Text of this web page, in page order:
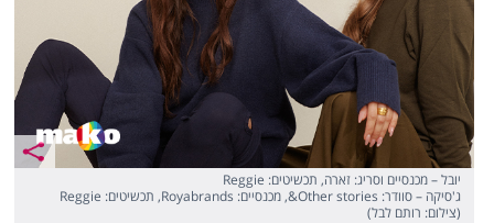
יובל – מכנסיים וסריג: זארה, תכשיטים: Reggie
ג'סיקה – סוודר: Other stories&, מכנסיים: Royabrands, תכשיטים: Reggie
(צילום: רותם לבל)